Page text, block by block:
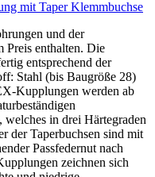
mit Taper Klemmbuchse
und der
Preis enthalten. Die
entsprechend der
Stahl (bis Baugröße 28)
Kupplungen werden ab
in drei Härtegraden
der Taperbuchsen sind mit
Passfedernut nach
zeichnen sich